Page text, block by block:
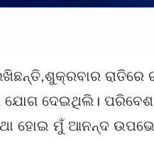
ରାତିରେ
ଦେଇଥିଲି। ପରିବେଶ
ହୋଇ ମୁଁ ଆନନ୍ଦ